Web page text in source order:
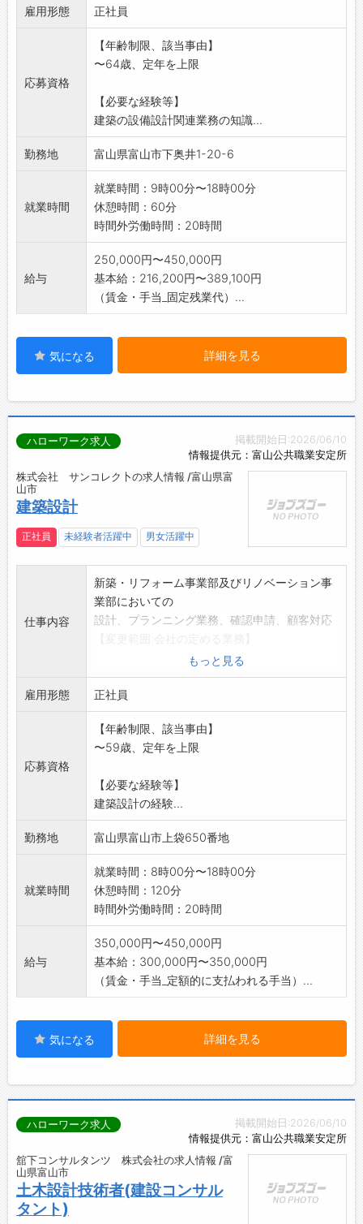
●発注者や設備担当者との打ち合わせ
●現場での工事監理
*CAD操作は必須です
【変更の範囲:変更なし】
雇用形態 正社員
応募資格
【年齢制限、該当事由】
〜64歳、定年を上限
【必要な経験等】
建築の設備設計関連業務の知識...
勤務地 富山県富山市下奥井1-20-6
就業時間
就業時間：9時00分〜18時00分
休憩時間：60分
時間外労働時間：20時間
給与
250,000円〜450,000円
基本給：216,200円〜389,100円
（賃金・手当_固定残業代）...
気になる 詳細を見る
掲載開始日:2026/06/10
情報提供元：富山公共職業安定所
ハローワーク求人
株式会社 サンコレク卜の求人情報 /富山県富
山市
建築設計
正社員 未経験者活躍中 男女活躍中
仕事内容
新築・リフォーム事業部及びリノベーション事
業部においての
設計、プランニング業務、確認申請、顧客対応
もっと見る
雇用形態 正社員
応募資格
【年齢制限、該当事由】
〜59歳、定年を上限
【必要な経験等】
建築設計の経験...
勤務地 富山県富山市上袋650番地
就業時間
就業時間：8時00分〜18時00分
休憩時間：120分
時間外労働時間：20時間
給与
350,000円〜450,000円
基本給：300,000円〜350,000円
（賃金・手当_定額的に支払われる手当）...
気になる 詳細を見る
掲載開始日:2026/06/10
情報提供元：富山公共職業安定所
ハローワーク求人
舘下コンサルタンツ 株式会社の求人情報 /富
山県富山市
土木設計技術者(建設コンサル
タント)